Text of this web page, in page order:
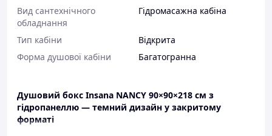
Вид сантехнічного
обладнання
Гідромасажна кабіна
Тип кабіни
Відкрита
Форма душової кабіни
Багатогранна
Душовий бокс Insana NANCY 90×90×218 см з
гідропанеллю — темний дизайн у закритому
форматі